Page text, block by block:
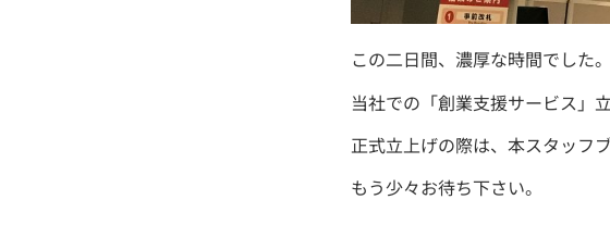
この二日間、濃厚な時間でした。
当社での「創業支援サービス」
正式立上げの際は、本スタッフ
もう少々お待ち下さい。